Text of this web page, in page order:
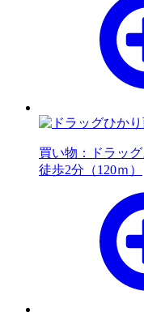
買い物：ドラッ
徒歩2分（120ｍ）